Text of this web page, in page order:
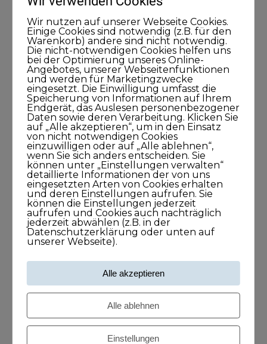
Blog
KUNDISCHgedacht
KUNDISCHimpuls
KUNDISCHkonkret
KUNDISCHleben
KUNDISCHpositioniert
KUNDISCHstory
KUNDISCHverkauf
KUNDISCHzukunft
Wir nutzen auf unserer Webseite Cookies.
Einige Cookies sind notwendig (z.B. für den
Warenkorb) andere sind nicht notwendig.
Die nicht-notwendigen Cookies helfen uns
bei der Optimierung unseres Online-
Angebotes, unserer Webseitenfunktionen
und werden für Marketingzwecke
eingesetzt. Die Einwilligung umfasst die
Speicherung von Informationen auf Ihrem
Endgerät, das Auslesen personenbezogener
Daten sowie deren Verarbeitung. Klicken Sie
auf „Alle akzeptieren“, um in den Einsatz
von nicht notwendigen Cookies
einzuwilligen oder auf „Alle ablehnen“,
wenn Sie sich anders entscheiden. Sie
können unter „Einstellungen verwalten“
detaillierte Informationen der von uns
eingesetzten Arten von Cookies erhalten
und deren Einstellungen aufrufen. Sie
können die Einstellungen jederzeit
aufrufen und Cookies auch nachträglich
jederzeit abwählen (z.B. in der
Datenschutzerklärung oder unten auf
unserer Webseite).
Alle akzeptieren
Alle ablehnen
Einstellungen